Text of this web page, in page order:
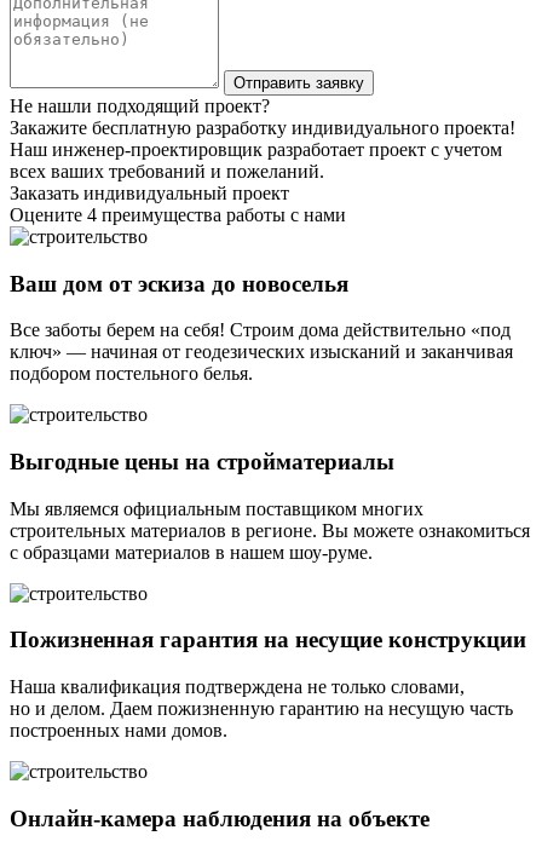
Не нашли подходящий проект?
Закажите бесплатную разработку индивидуального проекта!
Наш инженер-проектировщик разработает проект с учетом
всех ваших требований и пожеланий.
Заказать индивидуальный проект
Оцените 4 преимущества работы с нами
Ваш дом от эскиза до новоселья
Все заботы берем на себя! Строим дома действительно «под
ключ» — начиная от геодезических изысканий и заканчивая
подбором постельного белья.
Выгодные цены на стройматериалы
Мы являемся официальным поставщиком многих
строительных материалов в регионе. Вы можете ознакомиться
с образцами материалов в нашем шоу-руме.
Пожизненная гарантия на несущие конструкции
Наша квалификация подтверждена не только словами,
но и делом. Даем пожизненную гарантию на несущую часть
построенных нами домов.
Онлайн-камера наблюдения на объекте